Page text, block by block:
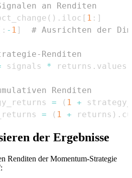
an Renditen
( ) . iloc [ 1 : ]
: - 1 ] # Ausrichten der
Renditen
signals * returns .
Renditen
= ( 1 +
= ( 1 + returns ) .
der Ergebnisse
Renditen der Momentum-Strategie